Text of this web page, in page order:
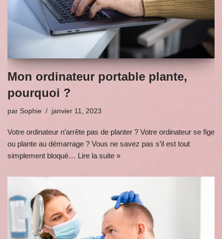
Mon ordinateur portable plante,
pourquoi ?
par Sophie janvier 11, 2023
Votre ordinateur n’arrête pas de planter ? Votre ordinateur se fige
ou plante au démarrage ? Vous ne savez pas s’il est tout
simplement bloqué… Lire la suite »